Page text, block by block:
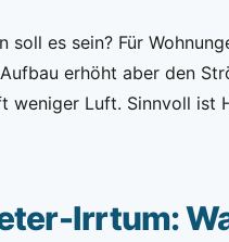
soll es sein? Für
erhöht aber den
weniger Luft. Sinnvoll ist
Irrtum: